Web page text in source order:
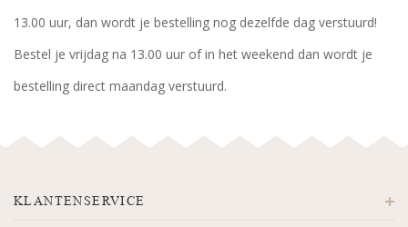
13.00 uur, dan wordt je bestelling nog dezelfde dag verstuurd!
Bestel je vrijdag na 13.00 uur of in het weekend dan wordt je
bestelling direct maandag verstuurd.
KLANTENSERVICE